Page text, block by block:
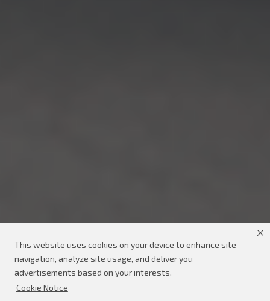
This website uses cookies on your device to enhance site
navigation, analyze site usage, and deliver you
advertisements based on your interests.
Cookie Notice